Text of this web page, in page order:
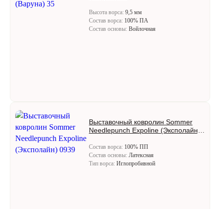
Высота ворса: 9,5 мм
Состав ворса: 100% ПА
Состав основы: Войлочная
Выставочный ковролин Sommer
Needlepunch Expoline (Эксполайн)
Состав ворса: 100% ПП
Состав основы: Латексная
Тип ворса: Иглопробивной